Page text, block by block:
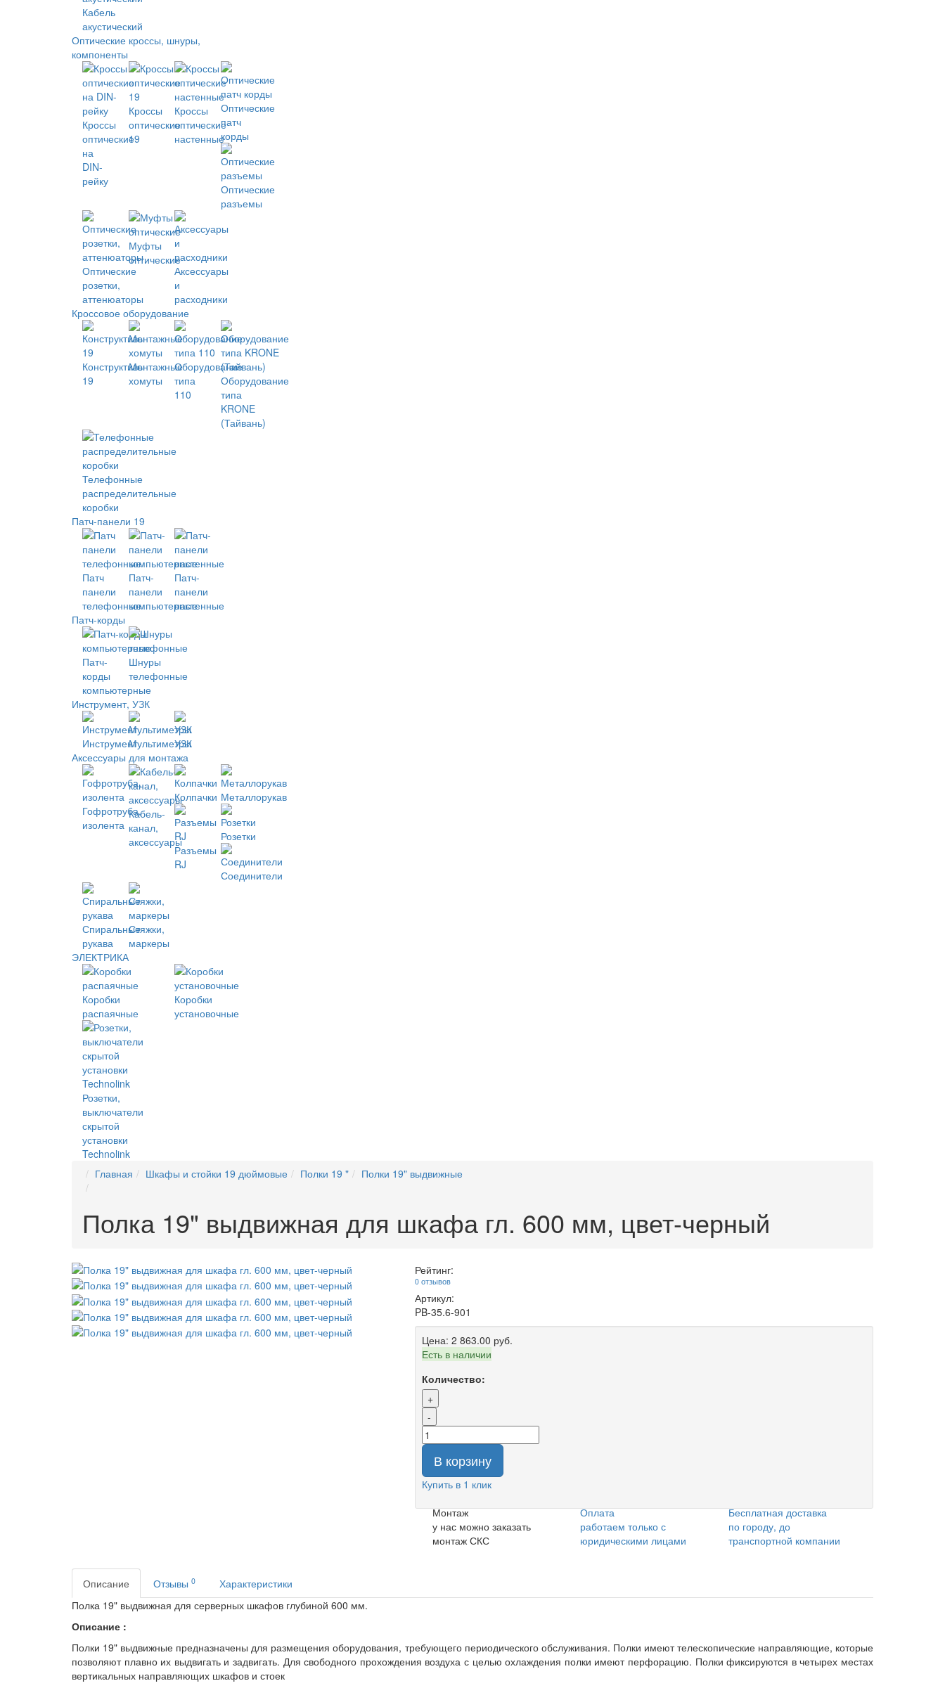
Кабель
акустический
Оптические кроссы, шнуры,
компоненты
Кроссы
оптические
на
DIN-
рейку
Кроссы
оптические
19
Кроссы
оптические
настенные
Оптические
патч
корды
Оптические
разъемы
Оптические
розетки,
аттенюаторы
Муфты
оптические
Аксессуары
и
расходники
Кроссовое оборудование
Конструктивы
19
Монтажные
хомуты
Оборудование
типа
110
Оборудование
типа
KRONE
(Тайвань)
Телефонные
распределительные
коробки
Патч-панели 19
Патч
панели
телефонные
Патч-
панели
компьютерные
Патч-
панели
настенные
Патч-корды
Патч-
корды
компьютерные
Шнуры
телефонные
Инструмент, УЗК
ИнструментМультиметры
УЗК
Аксессуары для монтажа
Гофротруба,
изолента
Кабель-
канал,
аксессуары
Колпачки Металлорукав
Разъемы
RJ
Розетки
Соединители
Спиральные
рукава
Стяжки,
маркеры
ЭЛЕКТРИКА
Коробки
распаячные
Коробки
установочные
Розетки,
выключатели
скрытой
установки
Technolink
Главная Шкафы и стойки 19 дюймовые Полки 19 " Полки 19" выдвижные
Полка 19" выдвижная для шкафа гл. 600 мм, цвет-черный
Рейтинг:
0 отзывов
Артикул:
PB-35.6-901
Цена: 2 863.00 руб.
Есть в наличии
Количество:
+
-
В корзину
Купить в 1 клик
Монтаж
у нас можно заказать
монтаж СКС
Оплата
работаем только с
юридическими лицами
Бесплатная доставка
по городу, до
транспортной компании
Описание Отзывы 0
Характеристики
Полка 19" выдвижная для серверных шкафов глубиной 600 мм.
Описание :
Полки 19" выдвижные предназначены для размещения оборудования, требующего периодического обслуживания. Полки имеют телескопические направляющие, которые
позволяют плавно их выдвигать и задвигать. Для свободного прохождения воздуха с целью охлаждения полки имеют перфорацию. Полки фиксируются в четырех местах
вертикальных направляющих шкафов и стоек